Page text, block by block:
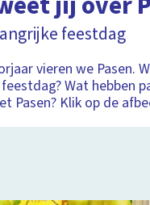
feestdag
vieren we Pasen.
Wat hebben
Pasen? Klik op de